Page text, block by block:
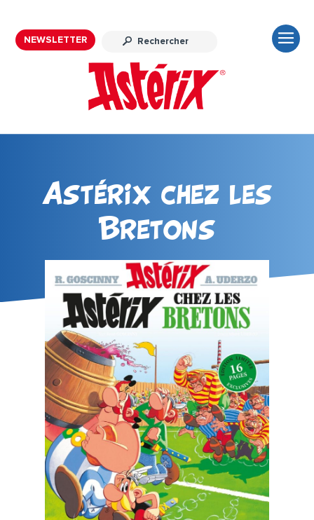
NEWSLETTER
Astérix chez les
Bretons